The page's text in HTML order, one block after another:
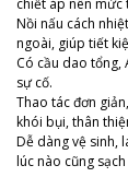
chiết áp nên mức
Nồi nấu cách
ngoài, giúp tiết
Có cầu dao
sự cố.
Thao tác đơn
khói bụi, thân
Dễ dàng vệ sinh,
lúc nào cũng